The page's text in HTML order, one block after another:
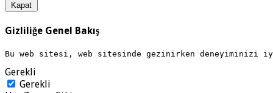
Kapat
Gizliliğe Genel Bakış
Bu web sitesi, web sitesinde gezinirken deneyiminizi
Gerekli
Gerekli